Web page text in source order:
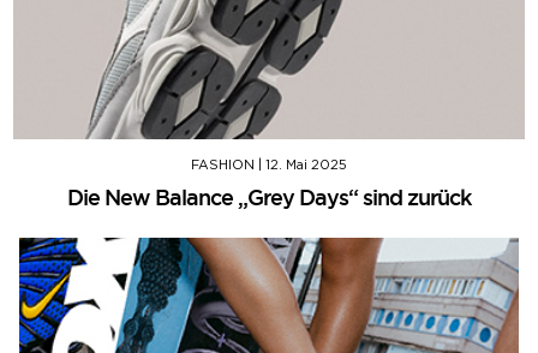
FASHION 12. Mai 2025
Die New Balance „Grey Days“ sind zurück